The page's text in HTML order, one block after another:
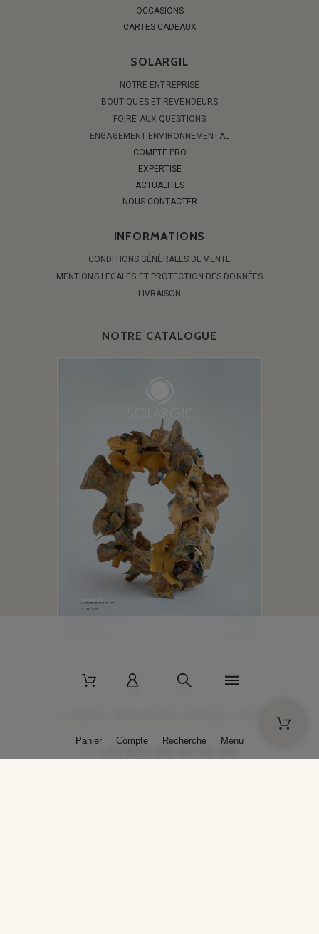
OCCASIONS
CARTES CADEAUX
SOLARGIL
NOTRE ENTREPRISE
BOUTIQUES ET REVENDEURS
FOIRE AUX QUESTIONS
ENGAGEMENT ENVIRONNEMENTAL
COMPTE PRO
EXPERTISE
ACTUALITÉS
NOUS CONTACTER
INFORMATIONS
CONDITIONS GÉNÉRALES DE VENTE
MENTIONS LÉGALES ET PROTECTION DES DONNÉES
LIVRAISON
NOTRE CATALOGUE
+33 (0)3 86 45 50 00
Panier Compte Recherche Menu